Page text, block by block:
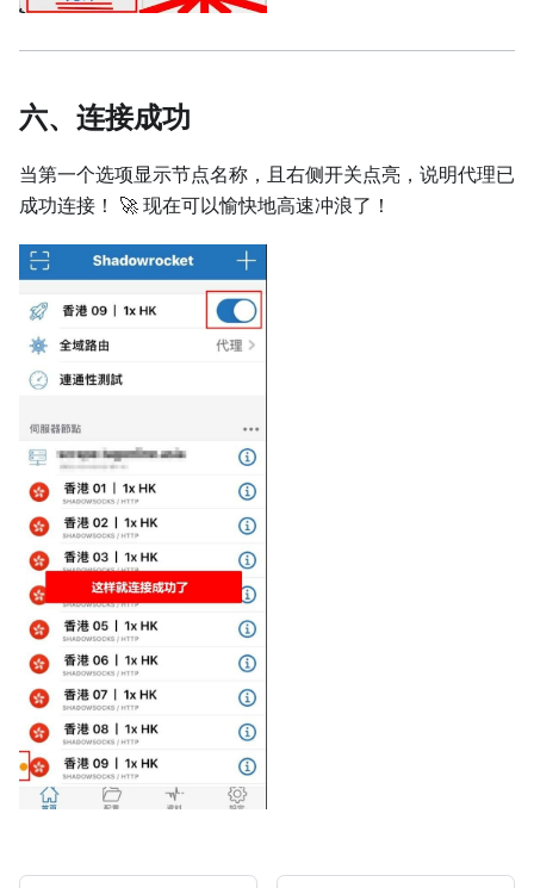
六、连接成功
当第一个选项显示节点名称，且右侧开关点亮，说明代理已
成功连接！ 🚀 现在可以愉快地高速冲浪了！